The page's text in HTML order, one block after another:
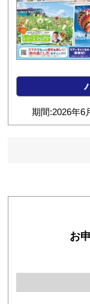
期間:2026年6
お